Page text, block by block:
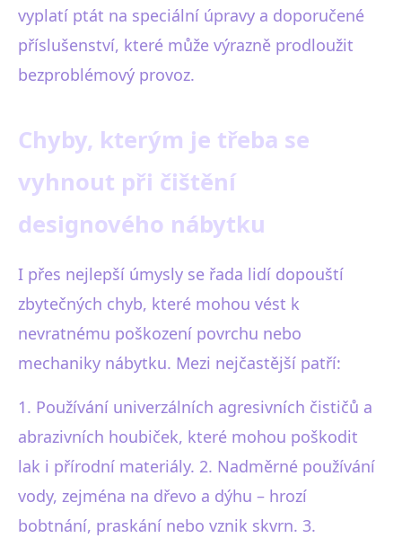
vyplatí ptát na speciální úpravy a doporučené
příslušenství, které může výrazně prodloužit
bezproblémový provoz.
Chyby, kterým je třeba se
vyhnout při čištění
designového nábytku
I přes nejlepší úmysly se řada lidí dopouští
zbytečných chyb, které mohou vést k
nevratnému poškození povrchu nebo
mechaniky nábytku. Mezi nejčastější patří:
1. Používání univerzálních agresivních čističů a
abrazivních houbiček, které mohou poškodit
lak i přírodní materiály. 2. Nadměrné používání
vody, zejména na dřevo a dýhu – hrozí
bobtnání, praskání nebo vznik skvrn. 3.